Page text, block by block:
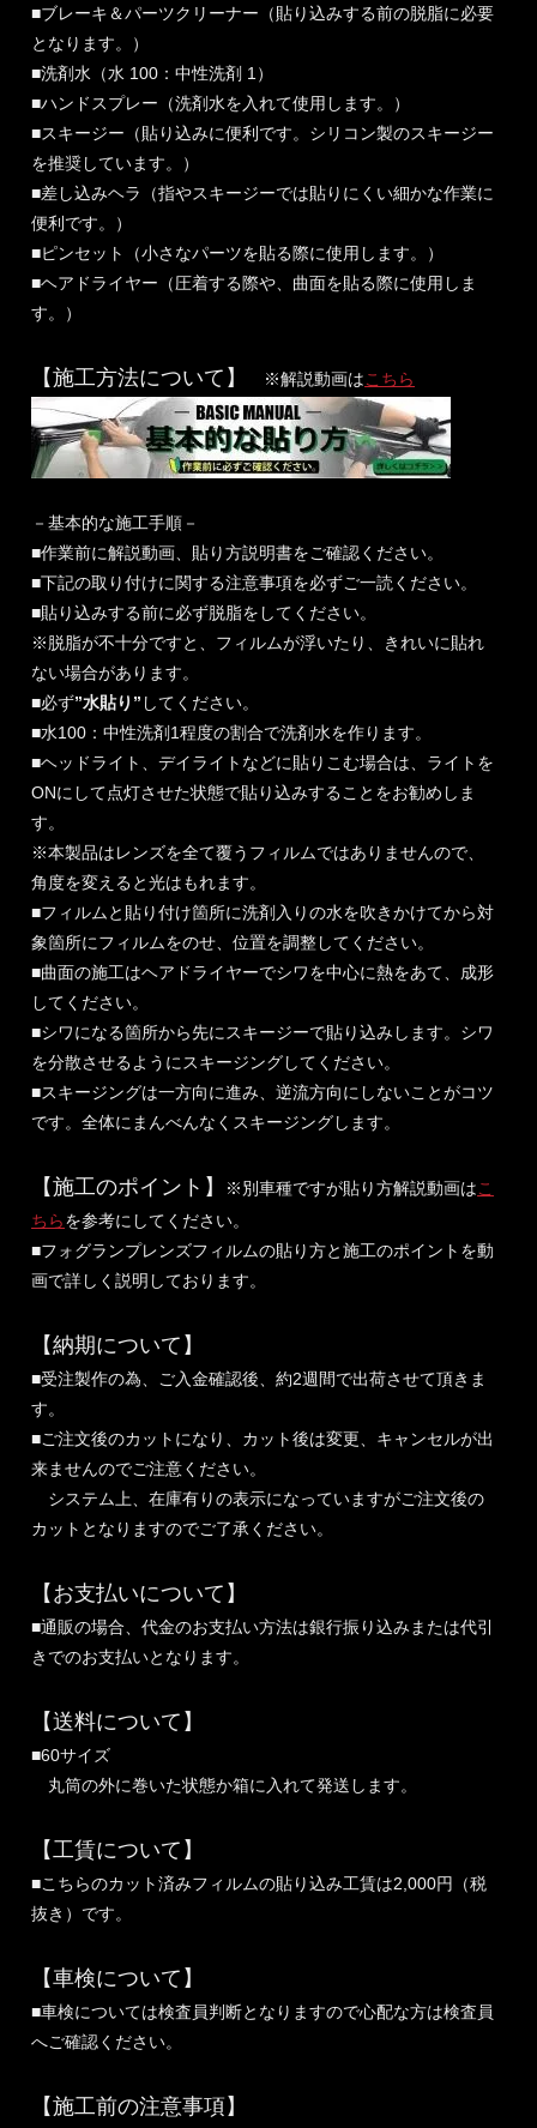
■ブレーキ＆パーツクリーナー（貼り込みする前の脱脂に必要
となります。）
■洗剤水（水 100：中性洗剤 1）
■ハンドスプレー（洗剤水を入れて使用します。）
■スキージー（貼り込みに便利です。シリコン製のスキージー
を推奨しています。）
■差し込みヘラ（指やスキージーでは貼りにくい細かな作業に
便利です。）
■ピンセット（小さなパーツを貼る際に使用します。）
■ヘアドライヤー（圧着する際や、曲面を貼る際に使用しま
す。）
【施工方法について】 ※解説動画はこちら
－基本的な施工手順－
■作業前に解説動画、貼り方説明書をご確認ください。
■下記の取り付けに関する注意事項を必ずご一読ください。
■貼り込みする前に必ず脱脂をしてください。
※脱脂が不十分ですと、フィルムが浮いたり、きれいに貼れ
ない場合があります。
■必ず”水貼り” してください。
■水100：中性洗剤1程度の割合で洗剤水を作ります。
■ヘッドライト、デイライトなどに貼りこむ場合は、ライトを
ONにして点灯させた状態で貼り込みすることをお勧めしま
す。
※本製品はレンズを全て覆うフィルムではありませんので、
角度を変えると光はもれます。
■フィルムと貼り付け箇所に洗剤入りの水を吹きかけてから対
象箇所にフィルムをのせ、位置を調整してください。
■曲面の施工はヘアドライヤーでシワを中心に熱をあて、成形
してください。
■シワになる箇所から先にスキージーで貼り込みします。シワ
を分散させるようにスキージングしてください。
■スキージングは一方向に進み、逆流方向にしないことがコツ
です。全体にまんべんなくスキージングします。
【施工のポイント】 ※別車種ですが貼り方解説動画はこ
ちらを参考にしてください。
■フォグランプレンズフィルムの貼り方と施工のポイントを動
画で詳しく説明しております。
【納期について】
■受注製作の為、ご入金確認後、約2週間で出荷させて頂きま
す。
■ご注文後のカットになり、カット後は変更、キャンセルが出
来ませんのでご注意ください。
システム上、在庫有りの表示になっていますがご注文後の
カットとなりますのでご了承ください。
【お支払いについて】
■通販の場合、代金のお支払い方法は銀行振り込みまたは代引
きでのお支払いとなります。
【送料について】
■60サイズ
丸筒の外に巻いた状態か箱に入れて発送します。
【工賃について】
■こちらのカット済みフィルムの貼り込み工賃は2,000円（税
抜き）です。
【車検について】
■車検については検査員判断となりますので心配な方は検査員
へご確認ください。
【施工前の注意事項】